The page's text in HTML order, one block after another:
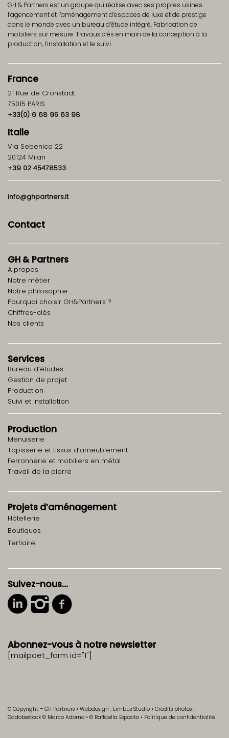
GH & Partners est un groupe qui réalise avec ses propres usines
l’agencement et l’aménagement d’espaces de luxe et de prestige
dans le monde avec un bureau d’étude intégré. Fabrication de
mobiliers sur mesure. Travaux clés en main‎ de la conception à la
production, l’installation et le suivi.
France
21 Rue de Cronstadt
75015 PARIS
+33(0) 6 68 95 63 98
Italie
Via Sebenico 22
20124 Milan
+39 02 45478533
info@ghpartners.it
Contact
GH & Partners
A propos
Notre métier
Notre philosophie
Pourquoi choisir GH&Partners ?
Chiffres-clés
Nos clients
Services
Bureau d’études
Gestion de projet
Production
Suivi et installation
Production
Menuiserie
Tapisserie et tissus d’ameublement
Ferronnerie et mobiliers en métal
Travail de la pierre
Projets d’aménagement
Hôtellerie
Boutiques
Tertiaire
Suivez-nous…
Abonnez-vous à notre newsletter
[mailpoet_form id="1"]
© Copyright – GH Partners • Webdesign : Limbus Studio • Crédits photos :
©adobestock © Marco Adorno • © Raffaella Esposito • Politique de confidentialité